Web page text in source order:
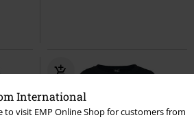
International
to visit EMP Online Shop for customers from